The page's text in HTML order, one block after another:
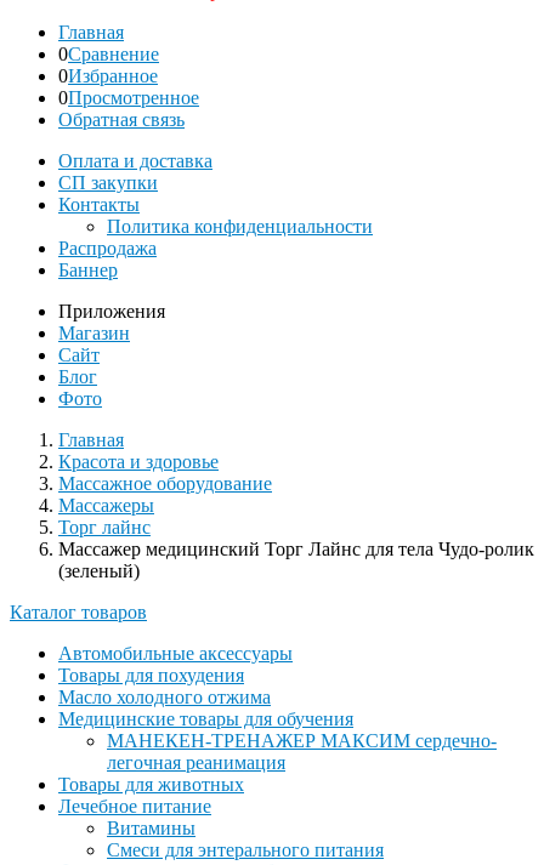
Главная
0Сравнение
0Избранное
0Просмотренное
Обратная связь
Оплата и доставка
СП закупки
Контакты
Политика конфиденциальности
Распродажа
Баннер
Приложения
Магазин
Сайт
Блог
Фото
Главная
Красота и здоровье
Массажное оборудование
Массажеры
Торг лайнс
Массажер медицинский Торг Лайнс для тела Чудо-ролик
(зеленый)
Каталог товаров
Автомобильные аксессуары
Товары для похудения
Масло холодного отжима
Медицинские товары для обучения
МАНЕКЕН-ТРЕНАЖЕР МАКСИМ сердечно-
легочная реанимация
Товары для животных
Лечебное питание
Витамины
Смеси для энтерального питания